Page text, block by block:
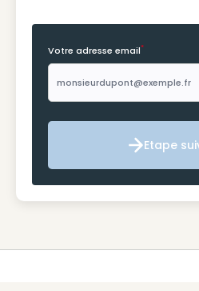
Votre adresse email*
Etape